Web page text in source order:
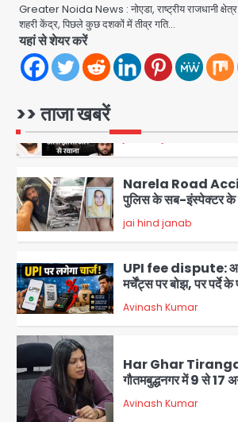
Greater Noida News : नोएडा, राष्ट्रीय राजधानी
शहरी केंद्र, पिछले कुछ दशकों में तीव्र गति…
यहां से शेयर करें
>> ताजा खबरें
5
एंटी-बर्गलरी सेल की बड़ी
माल की खरीद-फरोख्त
Team JHJ
1
पहुंचा उमर
jai hind janab
2
Narela Road
पुलिस के सब-इंस्पेक्टर के
मारी टक्कर, 70 वर्षीय
jai hind janab
3
UPI fee dispute: आम
मर्चेंट्स पर बोझ, पर पर्दे
Avinash Kumar
Har Ghar
गौतमबुद्धनगर में 9 से 17
जागरूकता महाअभियान,
बैठक
Avinash Kumar